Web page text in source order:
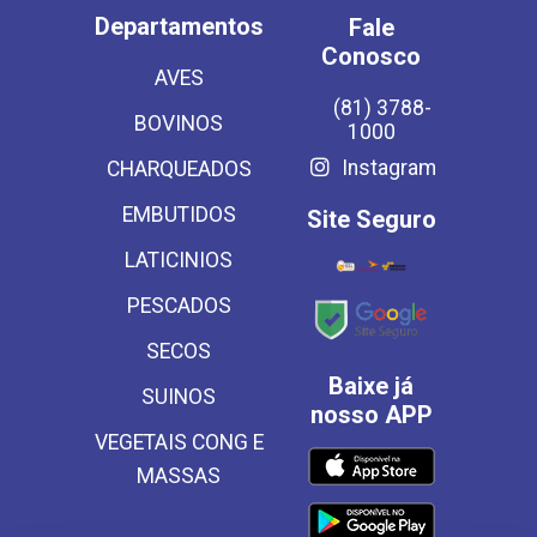
Departamentos
AVES
BOVINOS
CHARQUEADOS
EMBUTIDOS
LATICINIOS
PESCADOS
SECOS
SUINOS
VEGETAIS CONG E
MASSAS
Fale
Conosco
(81) 3788-
1000
Instagram
Site Seguro
Baixe já
nosso APP